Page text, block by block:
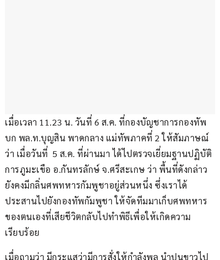
เมื่อเวลา 11.23 น. วันที่ 6 ส.ค. ที่กองบัญชาการกองทัพ
บก พล.ท.บุญสิน พาดกลาง แม่ทัพภาคที่ 2 ให้สัมภาษณ์
ว่า เมื่อวันที่  5 ส.ค. ที่ผ่านมา ได้ไปตรวจเยี่ยมฐานปฏิบัติ
การภูมะเขือ อ.กันทรลักษ์ จ.ศรีสะเกษ ว่า พื้นที่ดังกล่าว
ยังคงมีกลิ่นศพทหารกัมพูชาอยู่ส่วนหนึ่ง ซึ่งเราได้
ประสานไปยังกองทัพกัมพูชา ให้จัดทีมมาเก็บศพทหาร
ของตนเองที่เสียชีวิตกลับไปทำพิธีเพื่อให้เกิดความ
เรียบร้อย
เมื่อถามว่า มีกระแสว่ามีการสั่งให้กำลังพล นำปูนขาวไป